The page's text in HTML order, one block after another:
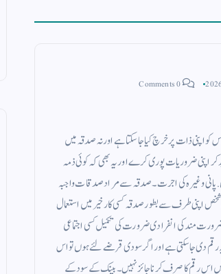
اپنی ذات پر خرچ کیا جاسکتا ہے اور نہ صدقہ میں
کر اپنی ضروریات پوری کرے اور یہ بھی کہ کوئی ذمہ
پانی وغیرہ کی اجرت ۔ صدقہ سے مراد صدقات واجبہ
شخص اپنی طرف سے بطور صدقہ کسی کار خیر میں استعمال
مند کی انفرادی ضرورت کی تکمیل کسی اجتماعی
یہ رقم دی جاسکتی ہے اور اگر سودی قرضے لئے ہوں تو اس
اس رقم کا صرف کرنا جائز نہیں ۔ بینک کے سود کے